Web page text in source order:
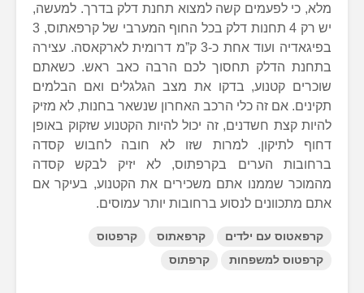
מלא, כי לפעמים קשה למצוא תחנת דלק בדרך. למעשה,
יש רק 4 תחנות דלק בכל החוף המערבי של קרפאתוס, 3
בפיגאדיה ועוד אחת כ-3 ק”מ דרומית לארקאסה. עצירה
בתחנת הדלק תחסוך לכם הרבה כאב ראש. כשאתם
שוכרים קטנוע, בדקו את מצב הגלגלים ואם הבלמים
תקינים. אם זה כלי הרכב האחרון שנשאר בחנות, לא מזיק
להיות קצת חשדנים, זה יכול להיות הקטנוע שזקוק באופן
דחוף לתיקון. למרות שזו לא חובה לחבוש קסדה
ברחובות הערים בקרפתוס, לא יזיק לבקש קסדה
מהמוכר שממנו אתם משכירים את הקטנוע, בעיקר אם
אתם מתכוונים לנסוע ברחובות יותר עמוסים.
קרפאטוס עם ילדים קרפאתוס
קרפטוס
קרפטוס למשפחות
קרפתוס